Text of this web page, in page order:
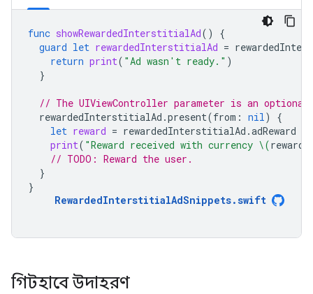
func showRewardedInterstitialAd()
{
guard let rewardedInterstitialAd =
return print( "Ad wasn't ready." )
}
// The UIViewController parameter is an
rewardedInterstitialAd .present(from : nil)
{
let reward = rewardedInterstitialAd .adReward
print( "Reward received with currency \(reward
// TODO: Reward the user.
}
}
RewardedInterstitialAdSnippets.swift
গিটহাবে উদাহরণ